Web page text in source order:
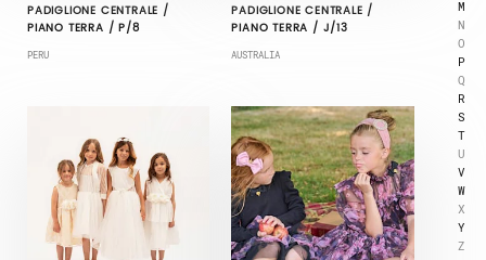
M
N
O
P
Q
R
S
T
U
V
W
X
Y
Z
PADIGLIONE CENTRALE /
PIANO TERRA / P/8
PERU
PADIGLIONE CENTRALE /
PIANO TERRA / J/13
AUSTRALIA